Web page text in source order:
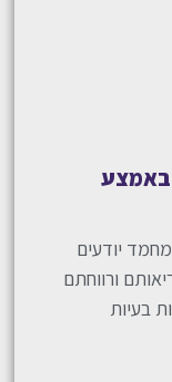
באמצע
מחמד יודעים
ורווחתם
בעיות